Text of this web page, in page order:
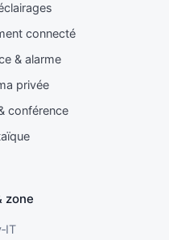
connecté
& alarme
privée
conférence
zone